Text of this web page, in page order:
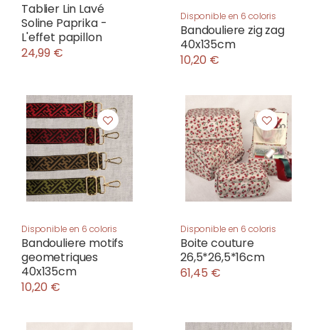
Tablier Lin Lavé
Soline Paprika -
L'effet papillon
24,99 €
Disponible en 6 coloris
Bandouliere zig zag
40x135cm
10,20 €
Disponible en 6 coloris
Bandouliere motifs
geometriques
40x135cm
10,20 €
Disponible en 6 coloris
Boite couture
26,5*26,5*16cm
61,45 €